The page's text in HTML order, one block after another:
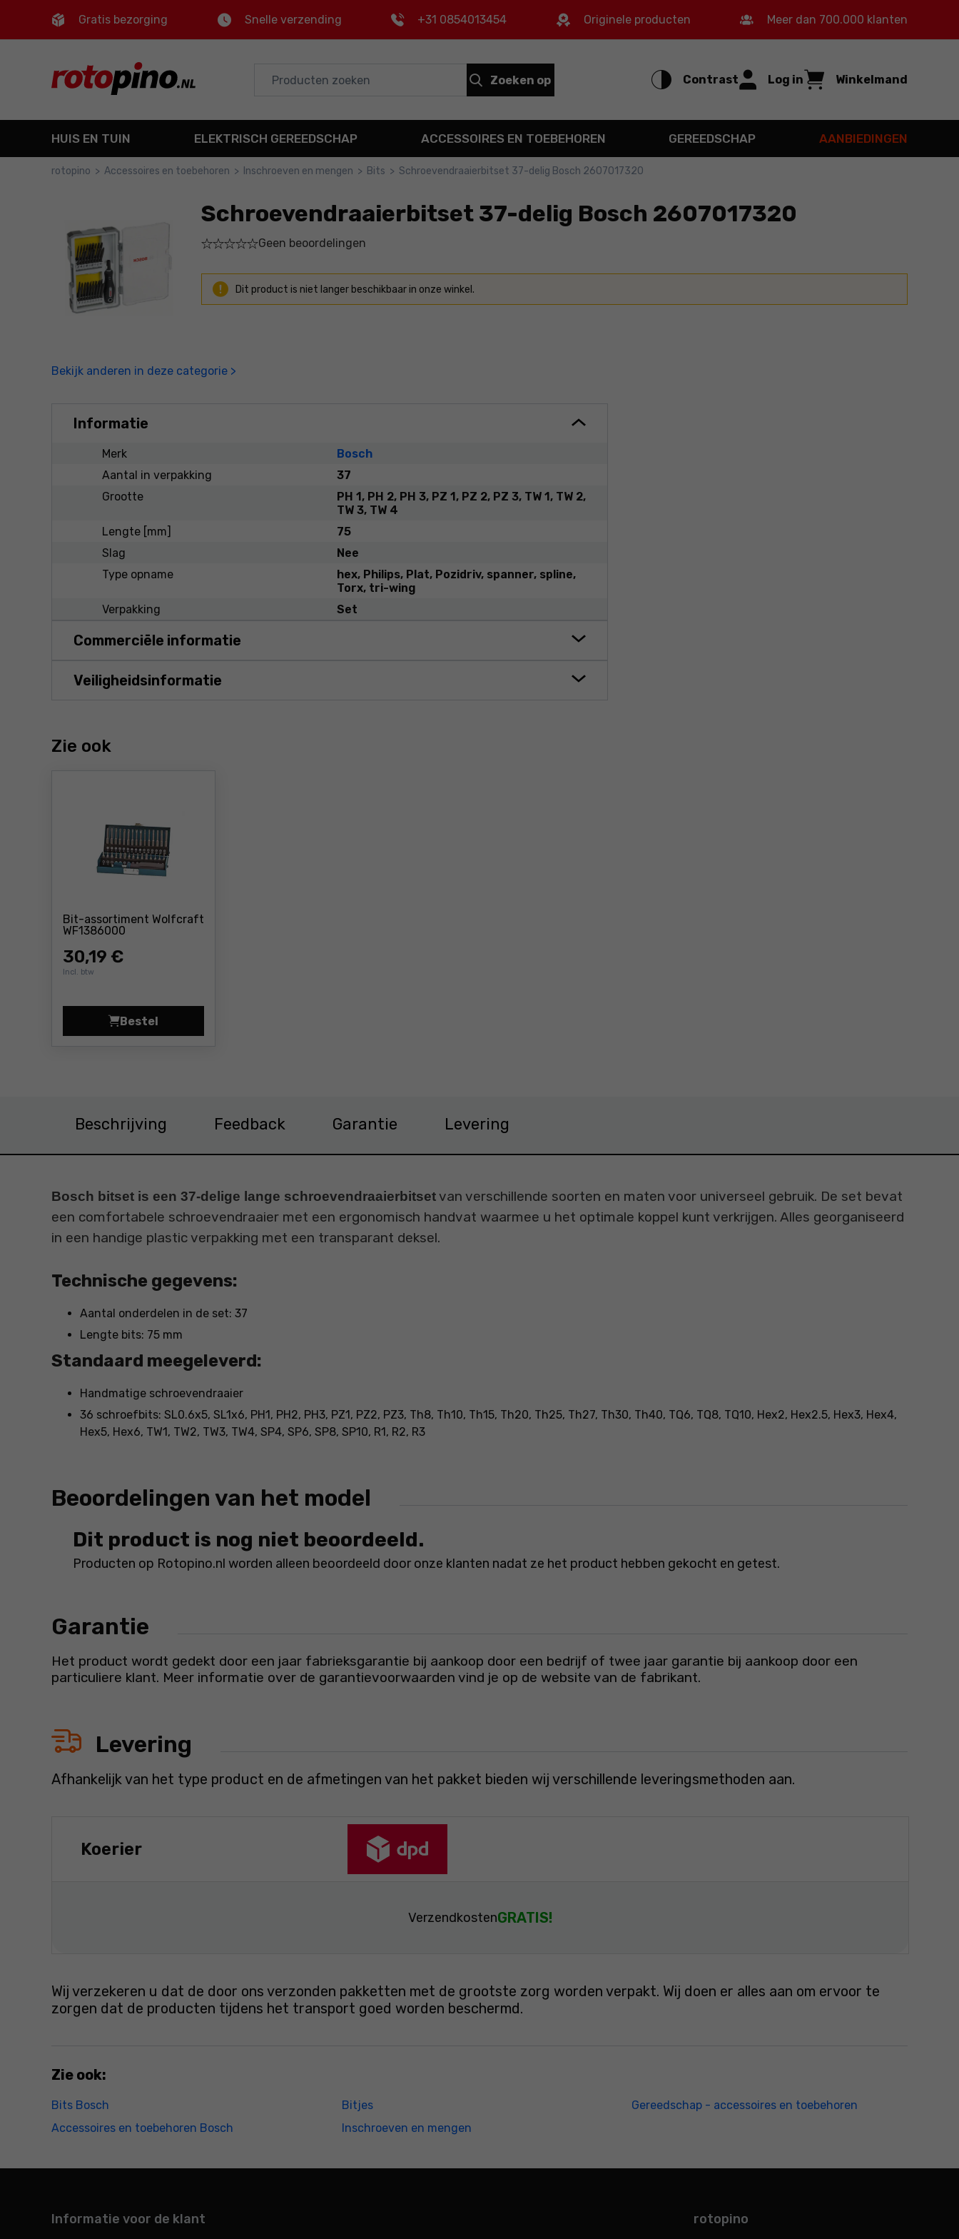
Control M
Hoofdmenu
Gedetailleerde informatie
Sitemap
Gratis bezorging Snelle verzending +31 0854013454 Originele producten Meer dan 700.000 klanten
Zoeken op Contrast Log in Winkelmand
HUIS EN TUIN ELEKTRISCH GEREEDSCHAP ACCESSOIRES EN TOEBEHOREN GEREEDSCHAP AANBIEDINGEN
rotopino > Accessoires en toebehoren > Inschroeven en mengen > Bits > Schroevendraaierbitset 37-delig Bosch 2607017320
Schroevendraaierbitset 37-delig Bosch 2607017320
Geen beoordelingen
Dit product is niet langer beschikbaar in onze winkel.
Bekijk anderen in deze categorie >
Informatie
Merk
Bosch
Aantal in verpakking
37
Grootte
PH 1, PH 2, PH 3, PZ 1, PZ 2, PZ 3, TW 1, TW 2,
TW 3, TW 4
Lengte [mm]
75
Slag
Nee
Type opname
hex, Philips, Plat, Pozidriv, spanner, spline,
Torx, tri-wing
Verpakking
Set
Commerciële informatie
Veiligheidsinformatie
Zie ook
Bit-assortiment Wolfcraft
WF1386000
30,19 €
Incl. btw
Bestel
Bit-assortiment Wolfcraft WF1386000 Prijs 30,19 €
Beschrijving Feedback Garantie Levering
Bosch bitset is een 37-delige lange schroevendraaierbitsetvan verschillende soorten en maten voor universeel gebruik. De set bevat
een comfortabele schroevendraaier met een ergonomisch handvat waarmee u het optimale koppel kunt verkrijgen. Alles georganiseerd
in een handige plastic verpakking met een transparant deksel.
Technische gegevens:
Aantal onderdelen in de set: 37
Lengte bits: 75 mm
Standaard meegeleverd:
Handmatige schroevendraaier
36 schroefbits: SL0.6x5, SL1x6, PH1, PH2, PH3, PZ1, PZ2, PZ3, Th8, Th10, Th15, Th20, Th25, Th27, Th30, Th40, TQ6, TQ8, TQ10, Hex2, Hex2.5, Hex3, Hex4,
Hex5, Hex6, TW1, TW2, TW3, TW4, SP4, SP6, SP8, SP10, R1, R2, R3
Beoordelingen van het model
Dit product is nog niet beoordeeld.
Producten op Rotopino.nl worden alleen beoordeeld door onze klanten nadat ze het product hebben gekocht en getest.
Garantie
Het product wordt gedekt door een jaar fabrieksgarantie bij aankoop door een bedrijf of twee jaar garantie bij aankoop door een
particuliere klant. Meer informatie over de garantievoorwaarden vind je op de website van de fabrikant.
Levering
Afhankelijk van het type product en de afmetingen van het pakket bieden wij verschillende leveringsmethoden aan.
Koerier
VerzendkostenGRATIS!
Wij verzekeren u dat de door ons verzonden pakketten met de grootste zorg worden verpakt. Wij doen er alles aan om ervoor te
zorgen dat de producten tijdens het transport goed worden beschermd.
Zie ook:
Bits Bosch
Accessoires en toebehoren Bosch
Bitjes
Inschroeven en mengen
Gereedschap - accessoires en toebehoren
Informatie voor de klant rotopino